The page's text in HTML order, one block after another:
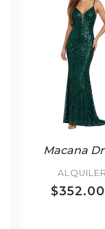
Macana
ALQUILER